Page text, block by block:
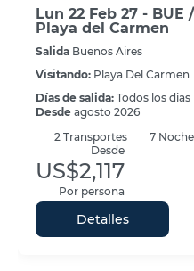
Lun 22 Feb 27 - BUE
Playa del Carmen
Salida Buenos Aires
Visitando: Playa Del Carmen
Días de salida: Todos los dias
Desde agosto 2026
2 Transportes 7
Desde
US$2,117
Por persona
Detalles